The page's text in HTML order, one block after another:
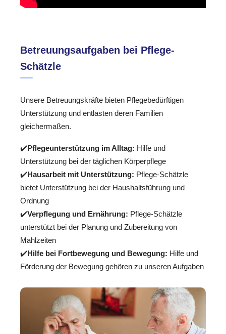
Betreuungsaufgaben bei Pflege-
Schätzle
Unsere Betreuungskräfte bieten Pflegebedürftigen
Unterstützung und entlasten deren Familien
gleichermaßen.
✔️Pflegeunterstützung im Alltag: Hilfe und
Unterstützung bei der täglichen Körperpflege
✔️Hausarbeit mit Unterstützung: Pflege-Schätzle
bietet Unterstützung bei der Haushaltsführung und
Ordnung
✔️Verpflegung und Ernährung: Pflege-Schätzle
unterstützt bei der Planung und Zubereitung von
Mahlzeiten
✔️Hilfe bei Fortbewegung und Bewegung: Hilfe und
Förderung der Bewegung gehören zu unseren Aufgaben